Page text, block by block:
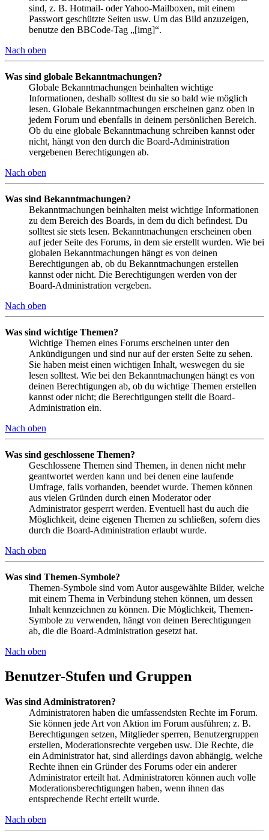
sind, z. B. Hotmail- oder Yahoo-Mailboxen, mit einem
Passwort geschützte Seiten usw. Um das Bild anzuzeigen,
benutze den BBCode-Tag „[img]“.
Nach oben
Was sind globale Bekanntmachungen?
Globale Bekanntmachungen beinhalten wichtige
Informationen, deshalb solltest du sie so bald wie möglich
lesen. Globale Bekanntmachungen erscheinen ganz oben in
jedem Forum und ebenfalls in deinem persönlichen Bereich.
Ob du eine globale Bekanntmachung schreiben kannst oder
nicht, hängt von den durch die Board-Administration
vergebenen Berechtigungen ab.
Nach oben
Was sind Bekanntmachungen?
Bekanntmachungen beinhalten meist wichtige Informationen
zu dem Bereich des Boards, in dem du dich befindest. Du
solltest sie stets lesen. Bekanntmachungen erscheinen oben
auf jeder Seite des Forums, in dem sie erstellt wurden. Wie bei
globalen Bekanntmachungen hängt es von deinen
Berechtigungen ab, ob du Bekanntmachungen erstellen
kannst oder nicht. Die Berechtigungen werden von der
Board-Administration vergeben.
Nach oben
Was sind wichtige Themen?
Wichtige Themen eines Forums erscheinen unter den
Ankündigungen und sind nur auf der ersten Seite zu sehen.
Sie haben meist einen wichtigen Inhalt, weswegen du sie
lesen solltest. Wie bei den Bekanntmachungen hängt es von
deinen Berechtigungen ab, ob du wichtige Themen erstellen
kannst oder nicht; die Berechtigungen stellt die Board-
Administration ein.
Nach oben
Was sind geschlossene Themen?
Geschlossene Themen sind Themen, in denen nicht mehr
geantwortet werden kann und bei denen eine laufende
Umfrage, falls vorhanden, beendet wurde. Themen können
aus vielen Gründen durch einen Moderator oder
Administrator gesperrt werden. Eventuell hast du auch die
Möglichkeit, deine eigenen Themen zu schließen, sofern dies
durch die Board-Administration erlaubt wurde.
Nach oben
Was sind Themen-Symbole?
Themen-Symbole sind vom Autor ausgewählte Bilder, welche
mit einem Thema in Verbindung stehen können, um dessen
Inhalt kennzeichnen zu können. Die Möglichkeit, Themen-
Symbole zu verwenden, hängt von deinen Berechtigungen
ab, die die Board-Administration gesetzt hat.
Nach oben
Benutzer-Stufen und Gruppen
Was sind Administratoren?
Administratoren haben die umfassendsten Rechte im Forum.
Sie können jede Art von Aktion im Forum ausführen; z. B.
Berechtigungen setzen, Mitglieder sperren, Benutzergruppen
erstellen, Moderationsrechte vergeben usw. Die Rechte, die
ein Administrator hat, sind allerdings davon abhängig, welche
Rechte ihnen ein Gründer des Forums oder ein anderer
Administrator erteilt hat. Administratoren können auch volle
Moderationsberechtigungen haben, wenn ihnen das
entsprechende Recht erteilt wurde.
Nach oben